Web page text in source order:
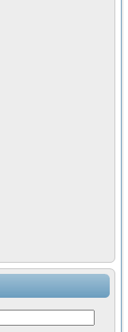
терапии серии СКАН
тензометрия и т.п.)
параметров
тяговых
элементной
для
скорости подвижного
Nl SCXI для
сварных
зрения в
для
аппаратуры для
процессов ДВС в
систем передачи данных
для исследования
для исследования
операционных
на основе цифровой